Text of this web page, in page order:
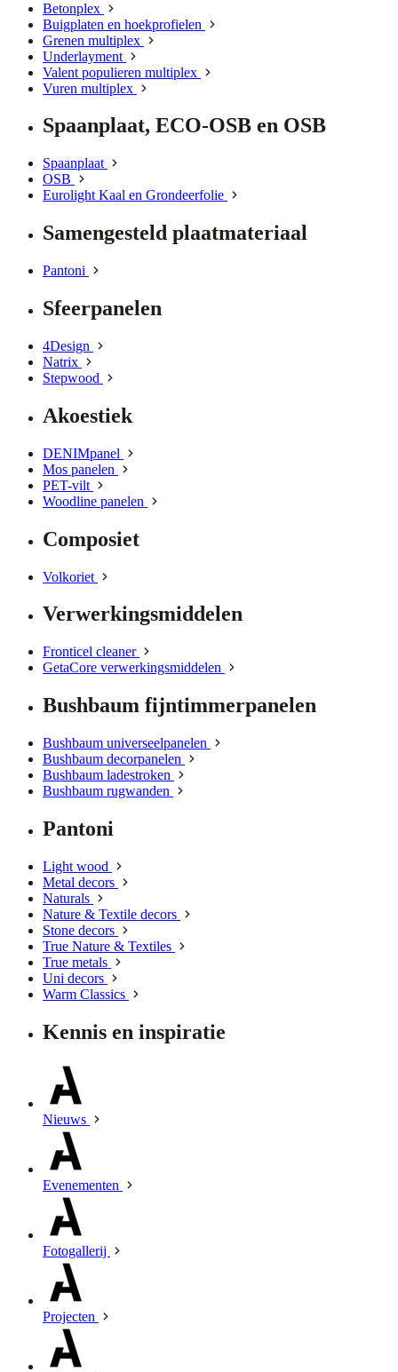
Betonplex
Buigplaten en hoekprofielen
Grenen multiplex
Underlayment
Valent populieren multiplex
Vuren multiplex
Spaanplaat, ECO-OSB en OSB
Spaanplaat
OSB
Eurolight Kaal en Grondeerfolie
Samengesteld plaatmateriaal
Pantoni
Sfeerpanelen
4Design
Natrix
Stepwood
Akoestiek
DENIMpanel
Mos panelen
PET-vilt
Woodline panelen
Composiet
Volkoriet
Verwerkingsmiddelen
Fronticel cleaner
GetaCore verwerkingsmiddelen
Bushbaum fijntimmerpanelen
Bushbaum universeelpanelen
Bushbaum decorpanelen
Bushbaum ladestroken
Bushbaum rugwanden
Pantoni
Light wood
Metal decors
Naturals
Nature & Textile decors
Stone decors
True Nature & Textiles
True metals
Uni decors
Warm Classics
Kennis en inspiratie
Nieuws
Evenementen
Fotogallerij
Projecten